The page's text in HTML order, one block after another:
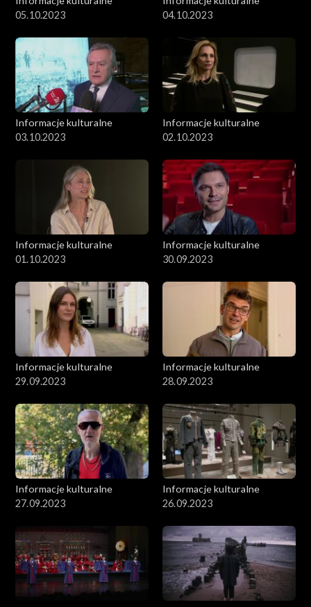
05.10.2023
04.10.2023
Informacje kulturalne
03.10.2023
Informacje kulturalne
02.10.2023
Informacje kulturalne
01.10.2023
Informacje kulturalne
30.09.2023
Informacje kulturalne
29.09.2023
Informacje kulturalne
28.09.2023
Informacje kulturalne
27.09.2023
Informacje kulturalne
26.09.2023